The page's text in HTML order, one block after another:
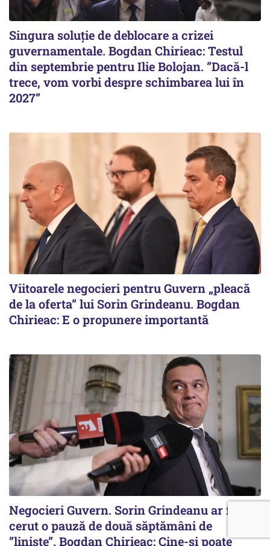
Singura soluție de deblocare a crizei
guvernamentale. Bogdan Chirieac: Testul
din septembrie pentru Ilie Bolojan. ”Dacă-l
trece, vom vorbi despre schimbarea lui în
2027”
Viitoarele negocieri pentru Guvern „pleacă
de la oferta” lui Sorin Grindeanu. Bogdan
Chirieac: E o propunere importantă
Negocieri Guvern. Sorin Grindeanu ar fi
cerut o pauză de două săptămâni de
”liniște”. Bogdan Chirieac: Cine-și poate